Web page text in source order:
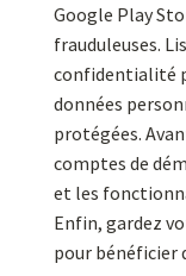
Google Play
frauduleuses.
confidentialité
données
protégées.
comptes de
et les
Enfin, gardez
pour bénéficier